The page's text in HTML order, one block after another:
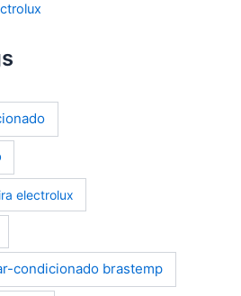
electrolux
condicionado brastemp